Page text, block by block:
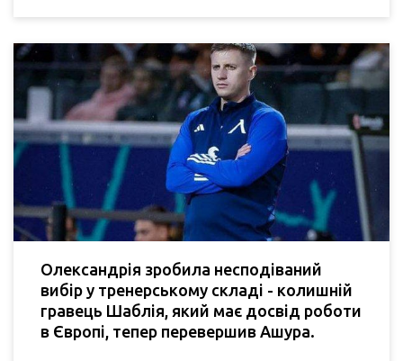
Олександрія зробила несподіваний
вибір у тренерському складі - колишній
гравець Шаблія, який має досвід роботи
в Європі, тепер перевершив Ашура.